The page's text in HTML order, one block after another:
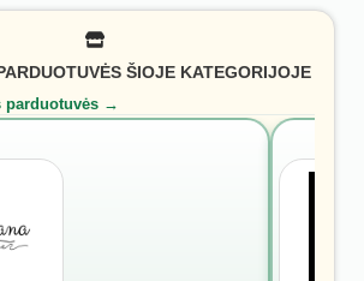
ŠIOJE KATEGORIJOJE
parduotuvės →